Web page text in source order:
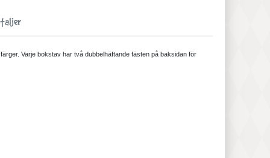
Varje bokstav har två dubbelhäftande fästen på baksidan för